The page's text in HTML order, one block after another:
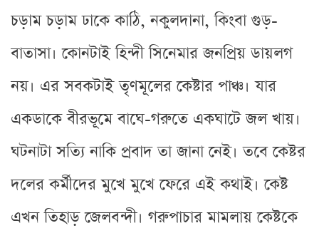
চড়াম চড়াম ঢাকে কাঠি, নকুলদানা, কিংবা গুড়-
বাতাসা। কোনটাই হিন্দী সিনেমার জনপ্রিয় ডায়লগ
নয়। এর সবকটাই তৃণমূলের কেষ্টার পাঞ্চ। যার
একডাকে বীরভূমে বাঘে-গরুতে একঘাটে জল খায়।
ঘটনাটা সত্যি নাকি প্রবাদ তা জানা নেই। তবে কেষ্টর
দলের কর্মীদের মুখে মুখে ফেরে এই কথাই। কেষ্ট
এখন তিহাড় জেলবন্দী। গরুপাচার মামলায় কেষ্টকে